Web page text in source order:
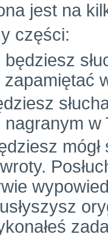
jest na
części:
zapamiętać
nagranym